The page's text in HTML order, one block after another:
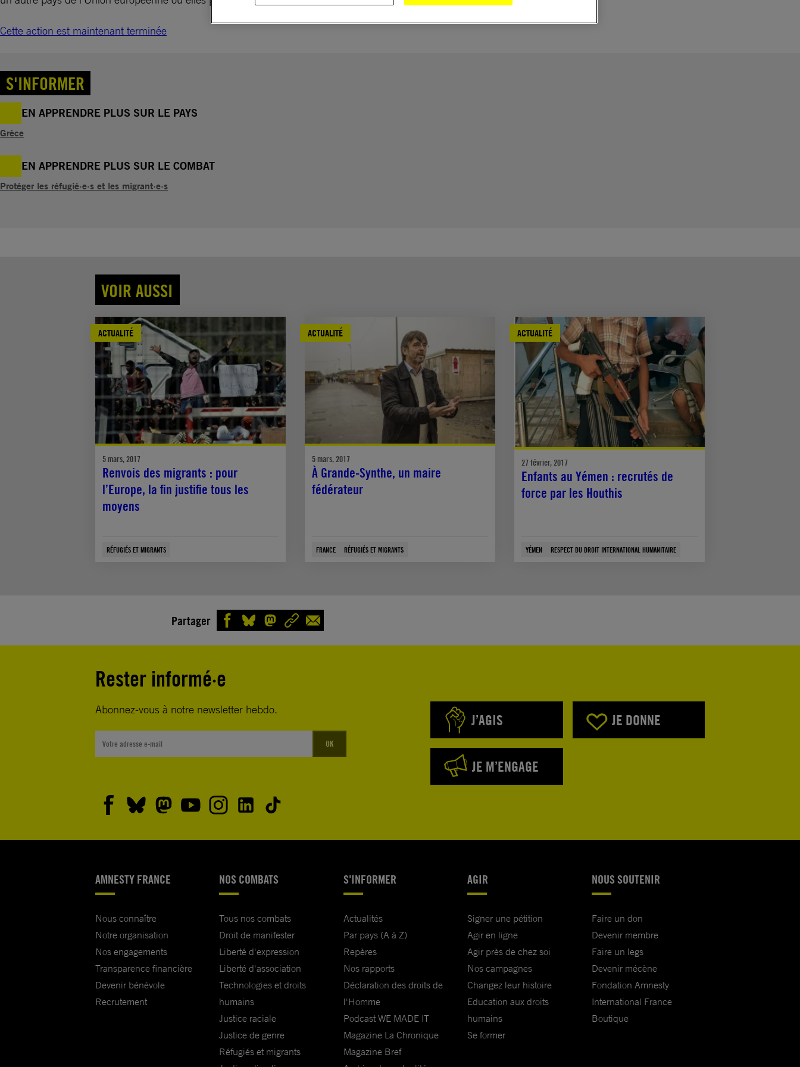
Cette action est maintenant terminée
S'INFORMER
EN APPRENDRE PLUS SUR LE PAYS
Grèce
EN APPRENDRE PLUS SUR LE COMBAT
Protéger les réfugié·e·s et les migrant·e·s
VOIR AUSSI
ACTUALITÉ
5 mars, 2017
Renvois des migrants : pour
l’Europe, la fin justifie tous les
moyens
RÉFUGIÉS ET MIGRANTS
ACTUALITÉ
5 mars, 2017
À Grande-Synthe, un maire
fédérateur
FRANCE RÉFUGIÉS ET MIGRANTS
ACTUALITÉ
27 février, 2017
Enfants au Yémen : recrutés de
force par les Houthis
YÉMEN RESPECT DU DROIT INTERNATIONAL HUMANITAIRE
Partager
Rester informé·e
Abonnez-vous à notre newsletter hebdo.
OK
J’AGIS JE DONNE
JE M’ENGAGE
AMNESTY FRANCE
Nous connaître
Notre organisation
Nos engagements
Transparence financière
Devenir bénévole
Recrutement
NOS COMBATS
Tous nos combats
Droit de manifester
Liberté d'expression
Liberté d'association
Technologies et droits
humains
Justice raciale
Justice de genre
Réfugiés et migrants
S'INFORMER
Actualités
Par pays (A à Z)
Repères
Nos rapports
Déclaration des droits de
l'Homme
Podcast WE MADE IT
Magazine La Chronique
Magazine Bref
AGIR
Signer une pétition
Agir en ligne
Agir près de chez soi
Nos campagnes
Changez leur histoire
Education aux droits
humains
Se former
NOUS SOUTENIR
Faire un don
Devenir membre
Faire un legs
Devenir mécène
Fondation Amnesty
International France
Boutique